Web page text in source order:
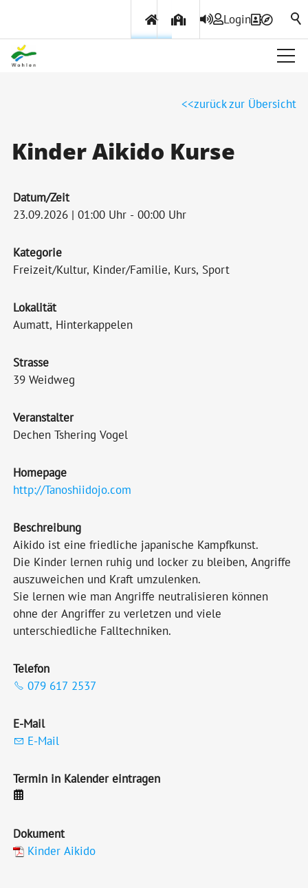
Login
Politik & Verwaltung
Themen & Services
zurück zur Übersicht
Kinder Aikido Kurse
Datum/Zeit
23.09.2026 | 01:00 Uhr - 00:00 Uhr
Kategorie
Freizeit/Kultur, Kinder/Familie, Kurs, Sport
Lokalität
Aumatt, Hinterkappelen
Strasse
39 Weidweg
Veranstalter
Dechen Tshering Vogel
Homepage
http://Tanoshiidojo.com
Beschreibung
Aikido ist eine friedliche japanische Kampfkunst.
Die Kinder lernen ruhig und locker zu bleiben, Angriffe
auszuweichen und Kraft umzulenken.
Sie lernen wie man Angriffe neutralisieren können
ohne der Angriffer zu verletzen und viele
unterschiedliche Falltechniken.
Telefon
079 617 2537
E-Mail
E-Mail
Termin in Kalender eintragen
Dokument
Kinder Aikido